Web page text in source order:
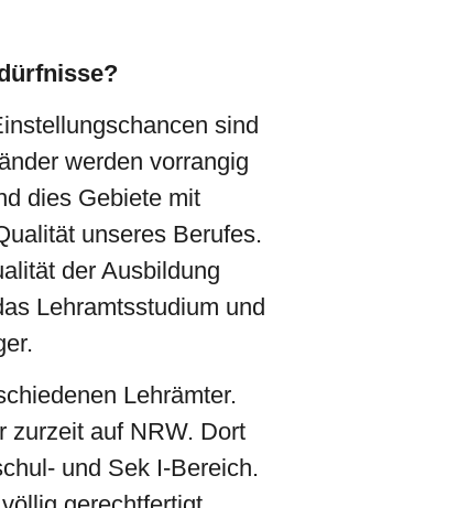
sind
werden vorrangig
dies Gebiete mit
unseres Berufes.
der Ausbildung
Lehramtsstudium und
Lehrämter.
zurzeit auf NRW. Dort
und Sek I-Bereich.